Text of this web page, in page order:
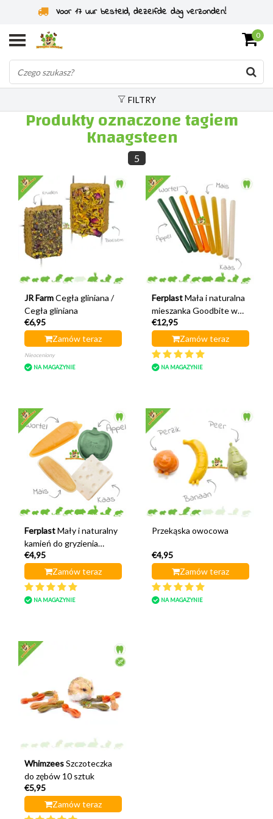
Voor 17 uur besteld, dezelfde dag verzonden!
0
FILTRY
Produkty oznaczone tagiem
Knaagsteen
5
JR Farm Cegła gliniana /
Cegła gliniana
€6,95
Zamów teraz
Nieoceniony
NA MAGAZYNIE
Ferplast Mała i naturalna
mieszanka Goodbite w
sztyfcie
€12,95
Zamów teraz
NA MAGAZYNIE
Ferplast Mały i naturalny
kamień do gryzienia
Goodbite
€4,95
Zamów teraz
NA MAGAZYNIE
Przekąska owocowa
€4,95
Zamów teraz
NA MAGAZYNIE
Whimzees Szczoteczka
do zębów 10 sztuk
€5,95
Zamów teraz